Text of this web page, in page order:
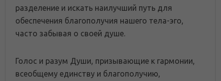
разделение и искать наилучший путь для
обеспечения благополучия нашего тела-эго,
часто забывая о своей душе.
Голос и разум Души, призывающие к гармонии,
всеобщему единству и благополучию,